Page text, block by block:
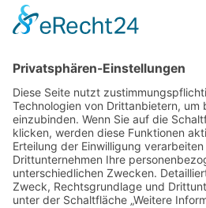
Aus dem
15. Juli 2026
6. Juli 2026
Widersetzen – Wir sind mehr.
3. Juli 2026
Black-Rot Reform ist größter
3. Juli 2026
Neueste Beiträge